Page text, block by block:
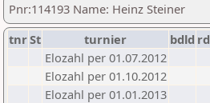
Pnr:114193 Name: Heinz Steiner
tnrSt turnier bdld rd
Elozahl per 01.07.2012
Elozahl per 01.10.2012
Elozahl per 01.01.2013